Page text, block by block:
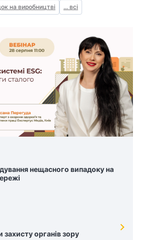
на виробництві ... всі
нещасного випадоку на
захисту органів зору